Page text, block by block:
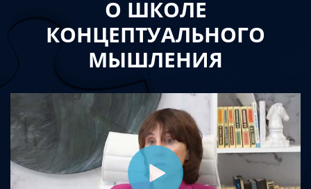
О ШКОЛЕ
КОНЦЕПТУАЛЬНОГО
МЫШЛЕНИЯ